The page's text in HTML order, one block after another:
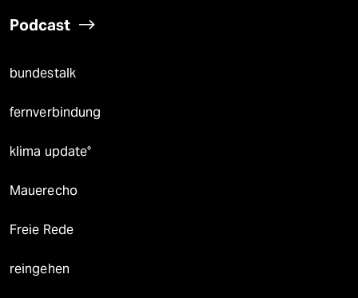
Podcast
bundestalk
fernverbindung
klima update°
Mauerecho
Freie Rede
reingehen